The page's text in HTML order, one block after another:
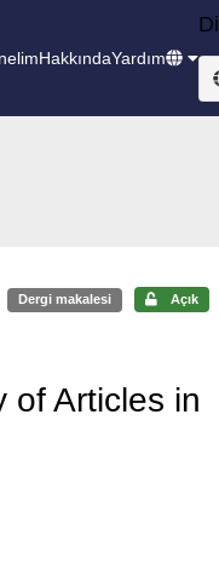
HakkındaYardım
Dil
Dergi makalesi Açık
of Articles in